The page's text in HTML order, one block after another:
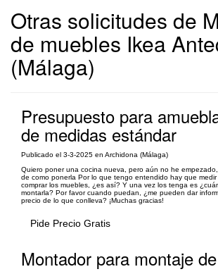
Otras solicitudes de
de muebles Ikea
(Málaga)
Presupuesto para
de medidas estándar
Publicado el 3-3-2025 en Archidona (Málaga)
Quiero poner una cocina nueva, pero aún no he
de como ponerla Por lo que tengo entendido hay que
comprar los muebles, ¿es así? Y una vez los tenga es
montarla? Por favor cuando puedan, ¿me pueden dar
precio de lo que conlleva? ¡Muchas gracias!
Pide Precio Gratis
Montador para montaje